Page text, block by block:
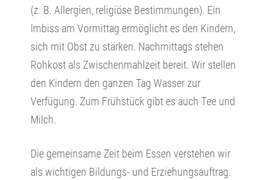
(z. B. Allergien, religiöse Bestimmungen). Ein
Imbiss am Vormittag ermöglicht es den Kindern,
sich mit Obst zu stärken. Nachmittags stehen
Rohkost als Zwischenmahlzeit bereit. Wir stellen
den Kindern den ganzen Tag Wasser zur
Verfügung. Zum Frühstück gibt es auch Tee und
Milch.
Die gemeinsame Zeit beim Essen verstehen wir
als wichtigen Bildungs- und Erziehungsauftrag.